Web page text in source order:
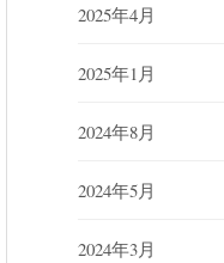
2025年4月
2025年1月
2024年8月
2024年5月
2024年3月